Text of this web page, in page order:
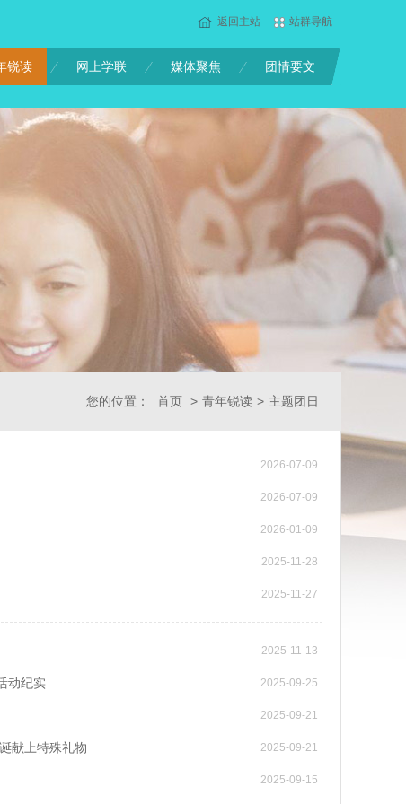
站群导航
返回主站
锐读 网上学联 媒体聚焦 团情要文
您的位置： 首页 > 青年锐读 > 主题团日
2026-07-09
2026-07-09
2026-01-09
2025-11-28
2025-11-27
2025-11-13
2025-09-25
动纪实
2025-09-21
2025-09-21
献上特殊礼物
2025-09-15